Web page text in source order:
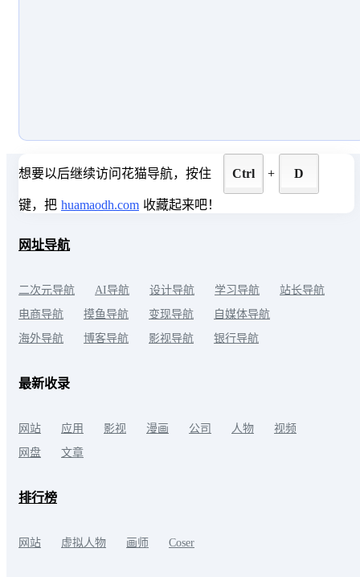
想要以后继续访问花猫导航，按住 Ctrl + D
键，把 huamaodh.com 收藏起来吧！
网址导航
二次元导航 AI导航 设计导航 学习导航
站长导航
电商导航
摸鱼导航 变现导航
自媒体导航
海外导航
博客导航 影视导航 银行导航
最新收录
网站 应用 影视 漫画 公司 人物
视频
网盘
文章
排行榜
网站 虚拟人物 画师 Coser